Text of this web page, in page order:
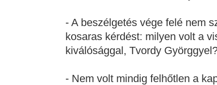
- A beszélgetés vége felé nem
kosaras kérdést: milyen volt a
kiválósággal, Tvordy
- Nem volt mindig felhőtlen a